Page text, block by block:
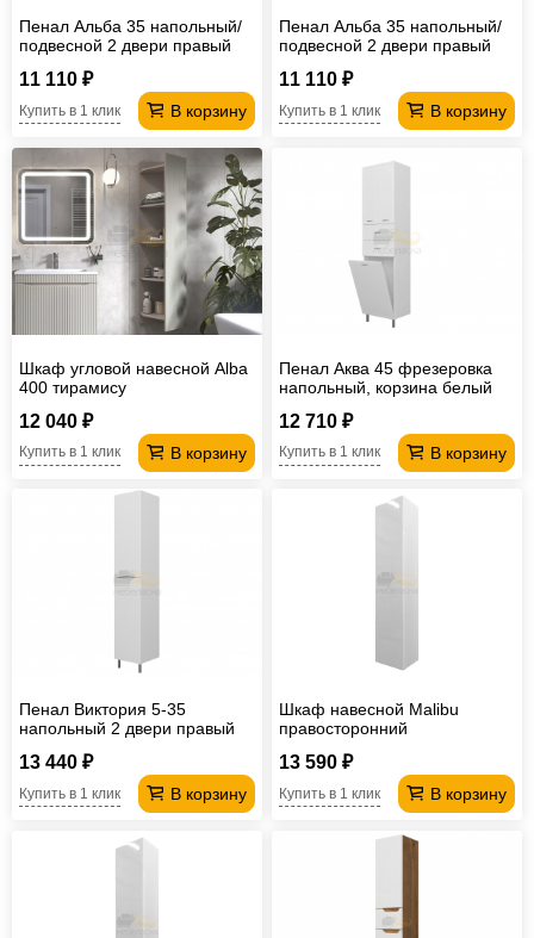
Пенал Альба 35 напольный/
подвесной 2 двери правый
11 110 ₽
В корзину
Купить в 1 клик
Пенал Альба 35 напольный/
подвесной 2 двери правый
11 110 ₽
В корзину
Купить в 1 клик
Шкаф угловой навесной Alba
400 тирамису
12 040 ₽
В корзину
Купить в 1 клик
Пенал Аква 45 фрезеровка
напольный, корзина белый
12 710 ₽
В корзину
Купить в 1 клик
Пенал Виктория 5-35
напольный 2 двери правый
13 440 ₽
В корзину
Купить в 1 клик
Шкаф навесной Malibu
правосторонний
13 590 ₽
В корзину
Купить в 1 клик